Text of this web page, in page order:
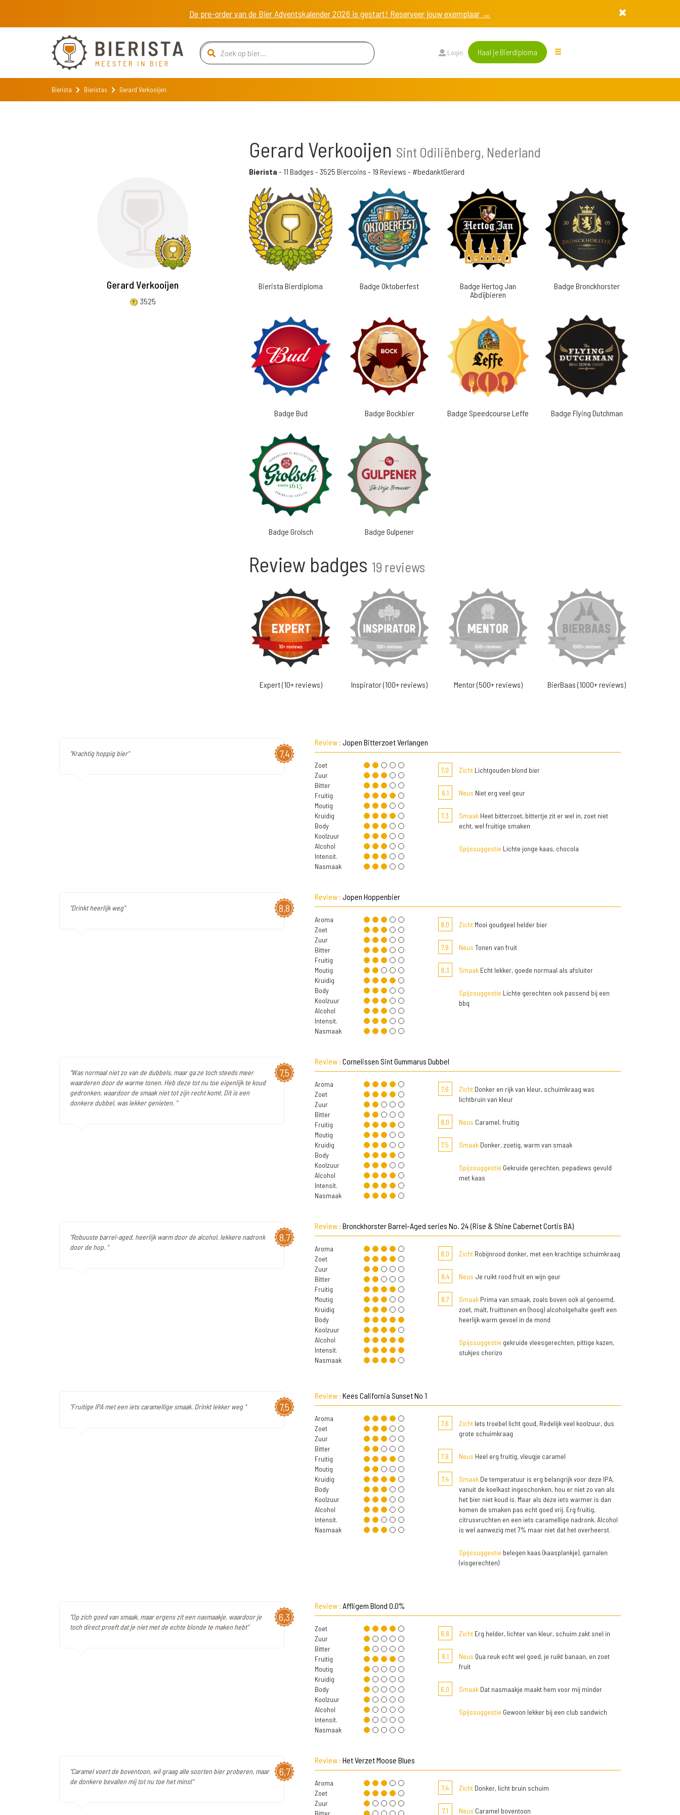
De pre-order van de Bier Adventskalender 2026 is gestart! Reserveer jouw exemplaar →
Login Haal je Bierdiploma
Bierista Bieristas Gerard Verkooijen
Gerard Verkooijen
3525
Gerard Verkooijen Sint Odiliënberg, Nederland
Bierista - 11 Badges - 3525 Biercoins - 19 Reviews - #bedanktGerard
Bierista Bierdiploma Badge Oktoberfest
Badge Hertog Jan
Abdijbieren
Badge Bronckhorster
Badge Bud Badge Bockbier Badge Speedcourse Leffe Badge Flying Dutchman
Badge Grolsch Badge Gulpener
Review badges 19 reviews
Expert (10+ reviews) Inspirator (100+ reviews) Mentor (500+ reviews) BierBaas (1000+ reviews)
7,4
"Krachtig hoppig bier"
Review : Jopen Bitterzoet Verlangen
Zoet
Zuur
Bitter
Fruitig
Moutig
Kruidig
Body
Koolzuur
Alcohol
Intensit.
Nasmaak
7,0 ZichtLichtgouden blond bier
6,1 Neus Niet erg veel geur
7,3 SmaakHeet bitterzoet, bittertje zit er wel in, zoet niet
echt, wel fruitige smaken
Spijssuggestie Lichte jonge kaas, chocola
8,8
"Drinkt heerlijk weg"
Review : Jopen Hoppenbier
Aroma
Zoet
Zuur
Bitter
Fruitig
Moutig
Kruidig
Body
Koolzuur
Alcohol
Intensit.
Nasmaak
8,0 ZichtMooi goudgeel helder bier
7,8 Neus Tonen van fruit
8,3 SmaakEcht lekker, goede normaal als afsluiter
Spijssuggestie Lichte gerechten ook passend bij een
bbq
7,5
"Was normaal niet zo van de dubbels, maar ga ze toch steeds meer
waarderen door de warme tonen. Heb deze tot nu toe eigenlijk te koud
gedronken, waardoor de smaak niet tot zijn recht komt. Dit is een
donkere dubbel, was lekker genieten. "
Review : Cornelissen Sint Gummarus Dubbel
Aroma
Zoet
Zuur
Bitter
Fruitig
Moutig
Kruidig
Body
Koolzuur
Alcohol
Intensit.
Nasmaak
7,6 ZichtDonker en rijk van kleur, schuimkraag was
lichtbruin van kleur
8,0 Neus Caramel, fruitig
7,5 SmaakDonker, zoetig, warm van smaak
Spijssuggestie Gekruide gerechten, pepadews gevuld
met kaas
8,7
"Robuuste barrel-aged, heerlijk warm door de alcohol, lekkere nadronk
door de hop. "
Review : Bronckhorster Barrel-Aged series No. 24 (Rise & Shine Cabernet Cortis BA)
Aroma
Zoet
Zuur
Bitter
Fruitig
Moutig
Kruidig
Body
Koolzuur
Alcohol
Intensit.
Nasmaak
8,0 ZichtRobijnrood donker, met een krachtige schuimkraag
8,4 Neus Je ruikt rood fruit en wijn geur
8,7 SmaakPrima van smaak, zoals boven ook al genoemd,
zoet, malt, fruittonen en (hoog) alcoholgehalte geeft een
heerlijk warm gevoel in de mond
Spijssuggestie gekruide vleesgerechten, pittige kazen,
stukjes chorizo
7,5
"Fruitige IPA met een iets caramellige smaak. Drinkt lekker weg "
Review : Kees California Sunset No 1
Aroma
Zoet
Zuur
Bitter
Fruitig
Moutig
Kruidig
Body
Koolzuur
Alcohol
Intensit.
Nasmaak
7,6 ZichtIets troebel licht goud, Redelijk veel koolzuur, dus
grote schuimkraag
7,6 Neus Heel erg fruitig, vleugje caramel
7,4 SmaakDe temperatuur is erg belangrijk voor deze IPA,
vanuit de koelkast ingeschonken, hou er niet zo van als
het bier niet koud is. Maar als deze iets warmer is dan
komen de smaken pas echt goed vrij. Erg fruitig,
citrusvruchten en een iets caramellige nadronk. Alcohol
is wel aanwezig met 7% maar niet dat het overheerst.
Spijssuggestie belegen kaas (kaasplankje), garnalen
(visgerechten)
6,3
"Op zich goed van smaak, maar ergens zit een nasmaakje, waardoor je
toch direct proeft dat je niet met de echte blonde te maken hebt"
Review : Affligem Blond 0.0%
Zoet
Zuur
Bitter
Fruitig
Moutig
Kruidig
Body
Koolzuur
Alcohol
Intensit.
Nasmaak
6,8 ZichtErg helder, lichter van kleur, schuim zakt snel in
8,1 Neus Qua reuk echt wel goed, je ruikt banaan, en zoet
fruit
6,0 SmaakDat nasmaakje maakt hem voor mij minder
Spijssuggestie Gewoon lekker bij een club sandwich
6,7
"Caramel voert de boventoon, wil graag alle soorten bier proberen, maar
de donkere bevallen mij tot nu toe het minst"
Review : Het Verzet Moose Blues
Aroma
Zoet
Zuur
Bitter
7,4 ZichtDonker, licht bruin schuim
7,1 Neus Caramel boventoon